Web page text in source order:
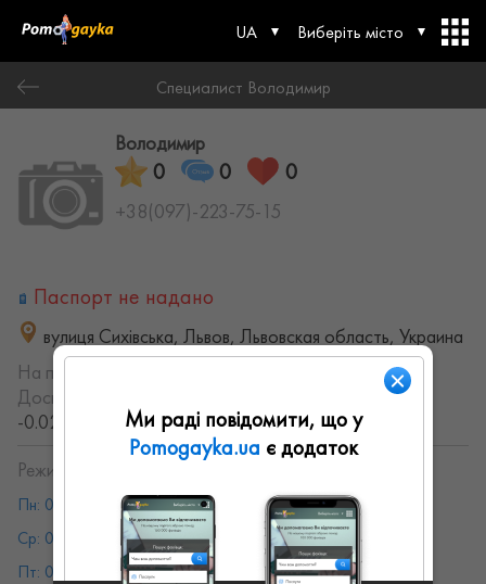
UA Виберіть місто
Специалист Володимир
Володимир
0 0 0
+38(097)-223-75-15
Паспорт не надано
вулиця Сихівська, Львов, Львовская область, Украина
На порталі з:
Досвід роботи:
с 2013 года (13.23682001458 лет,
-0.021217422418204 месяцев)
Режим работы:
Пн: 08:00 - 19:00
Вт: 08:00 - 19:00
Ср: 08:00 - 19:00
Чт: 08:00 - 19:00
Пт: 08:00 - 19:00
Сб: выходной
Ми раді повідомити, що у
Pomogayka.ua є додаток